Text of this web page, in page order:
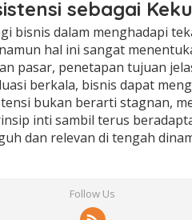
sebagai
bisnis dalam menghadapi
hal ini sangat
pasar, penetapan tujuan
berkala, bisnis dapat
bukan berarti stagnan,
inti sambil terus
dan relevan di tengah
Follow Us